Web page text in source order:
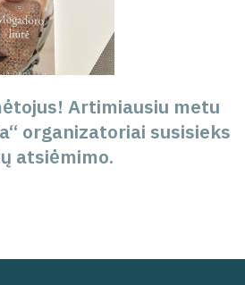
Artimiausiu metu
organizatoriai susisieks
atsiėmimo.